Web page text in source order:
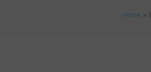
Home »